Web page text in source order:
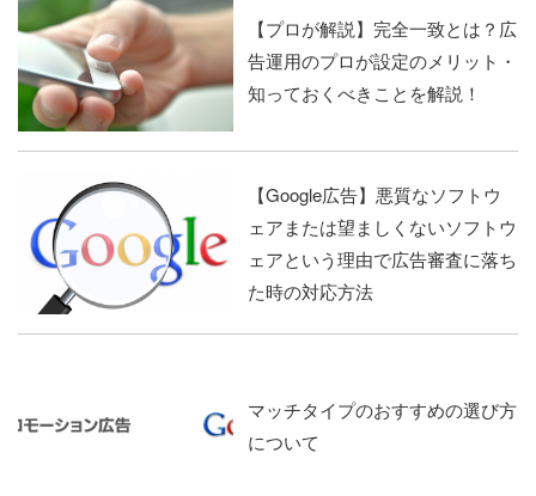
【プロが解説】完全一致とは？広
告運用のプロが設定のメリット・
知っておくべきことを解説！
【Google広告】悪質なソフトウ
ェアまたは望ましくないソフトウ
ェアという理由で広告審査に落ち
た時の対応方法
マッチタイプのおすすめの選び方
について